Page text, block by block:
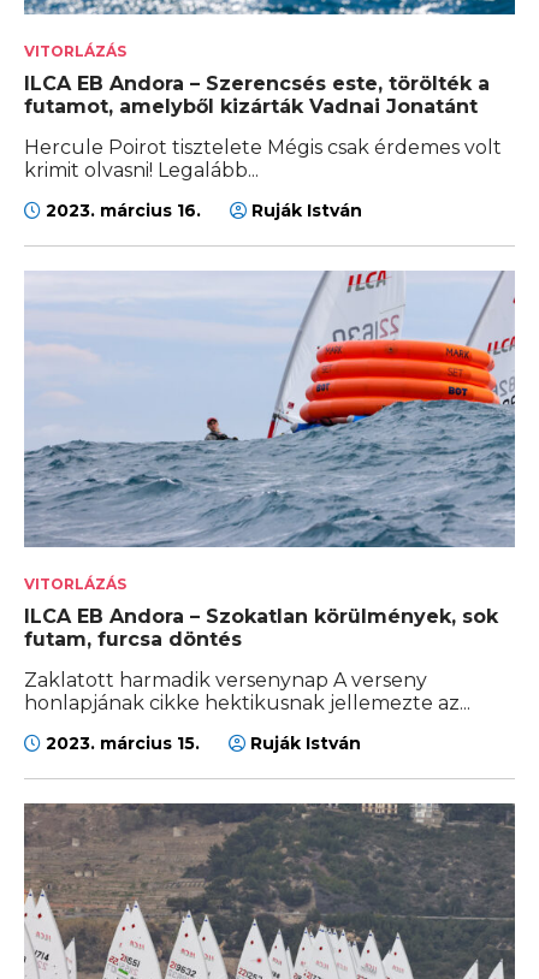
VITORLÁZÁS
ILCA EB Andora – Szerencsés este, törölték a
futamot, amelyből kizárták Vadnai Jonatánt
Hercule Poirot tisztelete Mégis csak érdemes volt
krimit olvasni! Legalább...
2023. március 16. Ruják István
VITORLÁZÁS
ILCA EB Andora – Szokatlan körülmények, sok
futam, furcsa döntés
Zaklatott harmadik versenynap A verseny
honlapjának cikke hektikusnak jellemezte az...
2023. március 15. Ruják István